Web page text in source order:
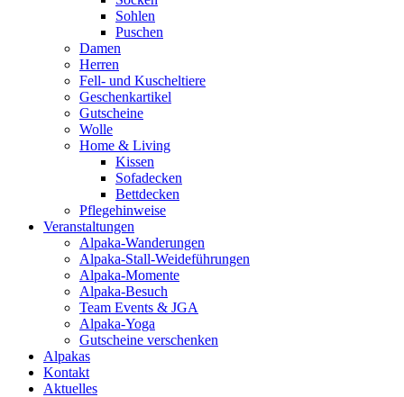
Sohlen
Puschen
Damen
Herren
Fell- und Kuscheltiere
Geschenkartikel
Gutscheine
Wolle
Home & Living
Kissen
Sofadecken
Bettdecken
Pflegehinweise
Veranstaltungen
Alpaka-Wanderungen
Alpaka-Stall-Weideführungen
Alpaka-Momente
Alpaka-Besuch
Team Events & JGA
Alpaka-Yoga
Gutscheine verschenken
Alpakas
Kontakt
Aktuelles